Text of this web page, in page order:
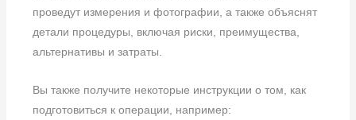
проведут измерения и фотографии, а также объяснят
детали процедуры, включая риски, преимущества,
альтернативы и затраты.
Вы также получите некоторые инструкции о том, как
подготовиться к операции, например: